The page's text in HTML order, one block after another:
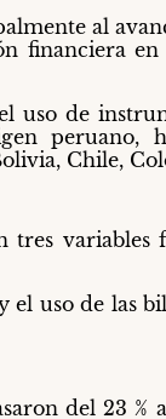
al
financiera
uso de
peruano,
Chile,
variables
el uso de las
del 23